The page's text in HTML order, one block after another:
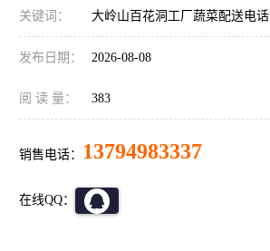
关键词： 大岭山百花洞工厂蔬菜配送电话
发布日期： 2026-08-08
阅 读 量： 383
销售电话： 13794983337
在线QQ：